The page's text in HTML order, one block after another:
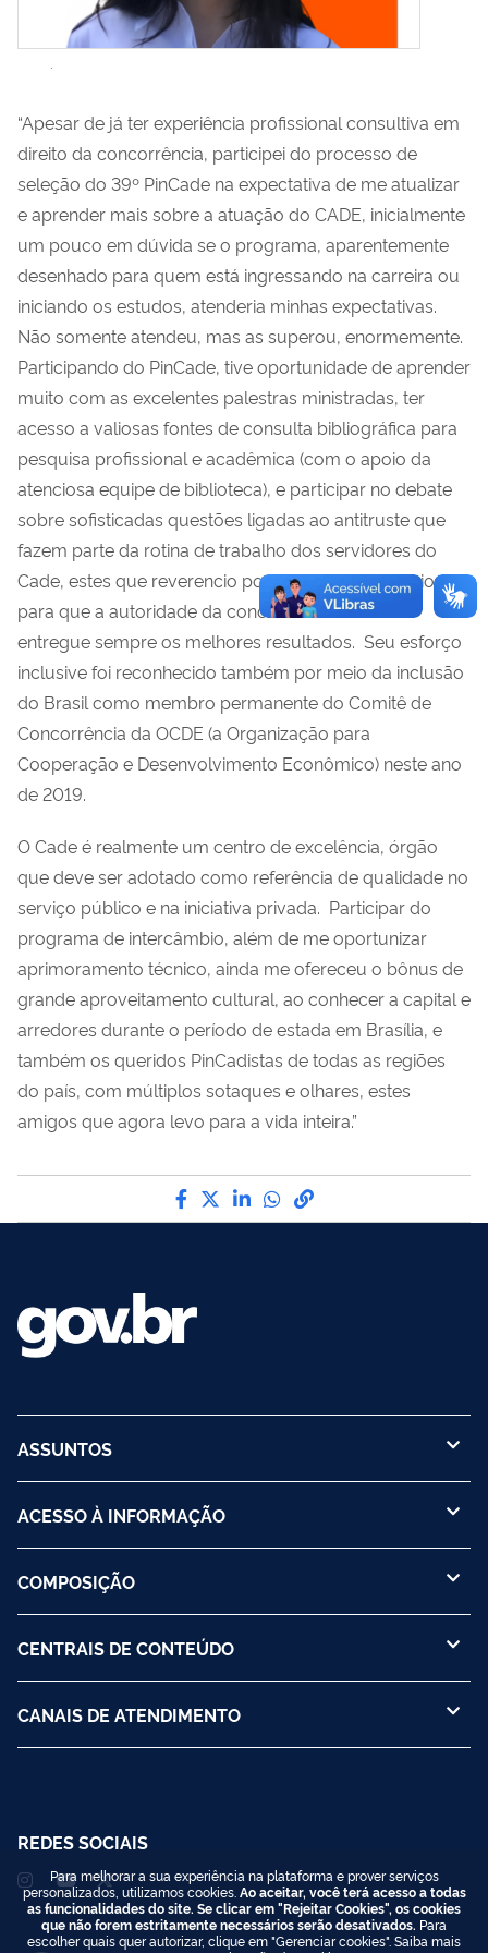
“Apesar de já ter experiência profissional consultiva em
direito da concorrência, participei do processo de
seleção do 39º PinCade na expectativa de me atualizar
e aprender mais sobre a atuação do CADE, inicialmente
um pouco em dúvida se o programa, aparentemente
desenhado para quem está ingressando na carreira ou
iniciando os estudos, atenderia minhas expectativas.
Não somente atendeu, mas as superou, enormemente.
Participando do PinCade, tive oportunidade de aprender
muito com as excelentes palestras ministradas, ter
acesso a valiosas fontes de consulta bibliográfica para
pesquisa profissional e acadêmica (com o apoio da
atenciosa equipe de biblioteca), e participar no debate
sobre sofisticadas questões ligadas ao antitruste que
fazem parte da rotina de trabalho dos servidores do
Cade, estes que reverencio por seu empenho diário
para que a autoridade da concorrência brasileira
entregue sempre os melhores resultados. Seu esforço
inclusive foi reconhecido também por meio da inclusão
do Brasil como membro permanente do Comitê de
Concorrência da OCDE (a Organização para
Cooperação e Desenvolvimento Econômico) neste ano
de 2019.
O Cade é realmente um centro de excelência, órgão
que deve ser adotado como referência de qualidade no
serviço público e na iniciativa privada. Participar do
programa de intercâmbio, além de me oportunizar
aprimoramento técnico, ainda me ofereceu o bônus de
grande aproveitamento cultural, ao conhecer a capital e
arredores durante o período de estada em Brasília, e
também os queridos PinCadistas de todas as regiões
do país, com múltiplos sotaques e olhares, estes
amigos que agora levo para a vida inteira.”
Compartilhe por Facebook
Compartilhe por Twitter
Compartilhe por
Compartilhe por
link para Copiar
ASSUNTOS
ACESSO À INFORMAÇÃO
COMPOSIÇÃO
CENTRAIS DE CONTEÚDO
CANAIS DE ATENDIMENTO
REDES SOCIAIS
Para melhorar a sua experiência na plataforma e prover serviços
personalizados, utilizamos cookies. Ao aceitar, você terá acesso a todas
as funcionalidades do site. Se clicar em "Rejeitar Cookies", os cookies
que não forem estritamente necessários serão desativados. Para
escolher quais quer autorizar, clique em "Gerenciar cookies". Saiba mais